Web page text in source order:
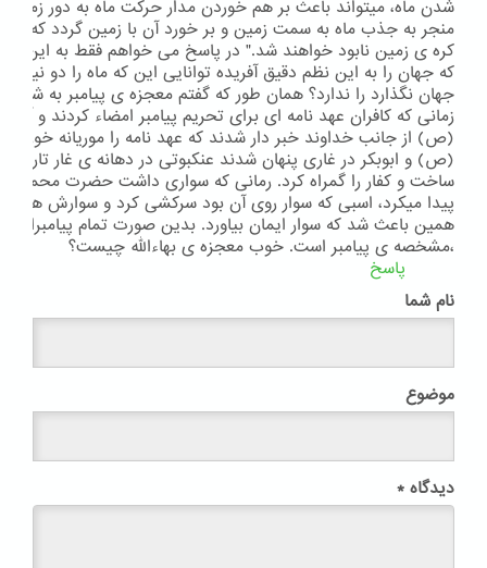
شدن ماه، میتواند باعث بر هم خوردن مدار حرکت ماه به دور زمین
منجر به جذب ماه به سمت زمین و بر خورد آن با زمین گردد که در
کره ی زمین نابود خواهند شد." در پاسخ می خواهم فقط به این
که جهان را به این نظم دقیق آفریده توانایی این که ماه را دو نیم
جهان نگذارد را ندارد؟ همان طور که گفتم معجزه ی پیامبر به شقّ
زمانی که کافران عهد نامه ای برای تحریم پیامبر امضاء کردند و آن
(ص) از جانب خداوند خبر دار شدند که عهد نامه را موریانه خورده
(ص) و ابوبکر در غاری پنهان شدند عنکبوتی در دهانه ی غار تار
ساخت و کفار را گمراه کرد. رمانی که سواری داشت حضرت
پیدا میکرد، اسبی که سوار روی آن بود سرکشی کرد و سوارش
همین باعث شد که سوار ایمان بیاورد. بدین صورت تمام پیامبران
،مشخصه ی پیامبر است. خوب معجزه ی بهاءالله چیست؟
پاسخ
نام شما
موضوع
دیدگاه *